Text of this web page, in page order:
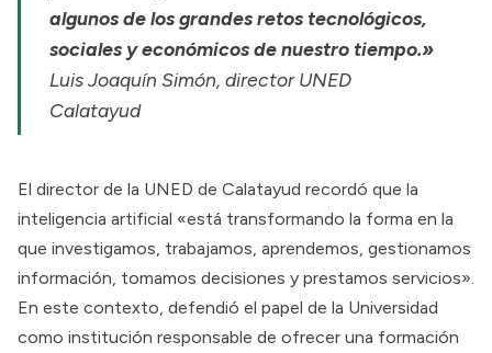
algunos de los grandes retos tecnológicos,
sociales y económicos de nuestro tiempo.»
Luis Joaquín Simón, director UNED
Calatayud
El director de la UNED de Calatayud recordó que la
inteligencia artificial «está transformando la forma en la
que investigamos, trabajamos, aprendemos, gestionamos
información, tomamos decisiones y prestamos servicios».
En este contexto, defendió el papel de la Universidad
como institución responsable de ofrecer una formación